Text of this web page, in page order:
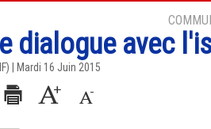
dialogue avec
| Mardi 16 Juin 2015